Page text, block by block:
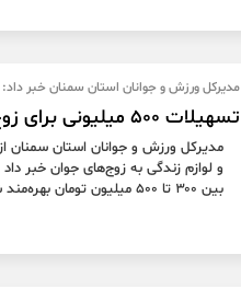
مدیرکل ورزش و جوانان استان سمنان خبر داد:
تسهیلات ۵۰۰ میلیونی برای زوج‌های جوان سمنانی
مدیرکل ورزش و جوانان استان سمنان
و لوازم زندگی به زوج‌های جوان خبر
بین ۳۰۰ تا ۵۰۰ میلیون تومان بهره‌مند شوند.